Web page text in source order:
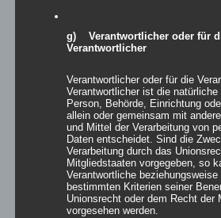
Details
Individualisiertes aus
Bewertet
5.00von
g) Verantwortlicher oder für
Verantwortlicher
Verantwortlicher oder für die
Verantwortlicher ist die
Person, Behörde, Einrichtung
allein oder gemeinsam mit
und Mittel der Verarbeitung von
Daten entscheidet. Sind die
Verarbeitung durch das
Mitgliedstaaten vorgegeben, so
Verantwortliche beziehungsweise
bestimmten Kriterien seiner
Unionsrecht oder dem Recht der
vorgesehen werden.